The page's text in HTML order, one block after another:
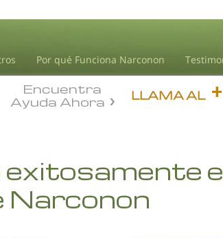
Por qué Funciona Narconon
LLAMA AL
Encuentra
Ayuda Ahora
exitosamente
Narconon